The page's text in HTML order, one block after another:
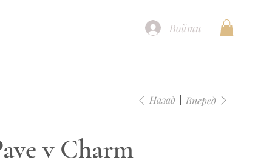
Войти
Назад Вперед
v Charm